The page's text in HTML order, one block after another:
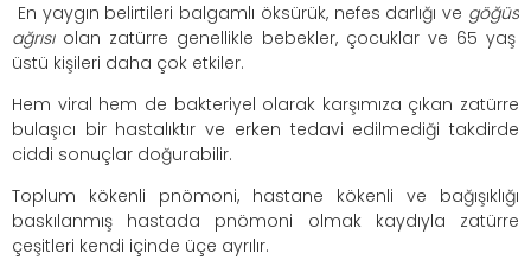
En yaygın belirtileri balgamlı öksürük, nefes darlığı ve göğüs
ağrısı olan zatürre genellikle bebekler, çocuklar ve 65 yaş
üstü kişileri daha çok etkiler.
Hem viral hem de bakteriyel olarak karşımıza çıkan zatürre
bulaşıcı bir hastalıktır ve erken tedavi edilmediği takdirde
ciddi sonuçlar doğurabilir.
Toplum kökenli pnömoni, hastane kökenli ve bağışıklığı
baskılanmış hastada pnömoni olmak kaydıyla zatürre
çeşitleri kendi içinde üçe ayrılır.